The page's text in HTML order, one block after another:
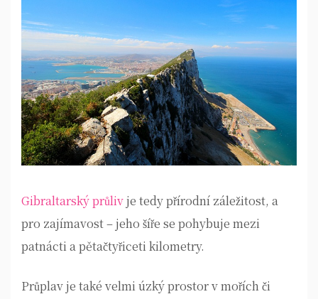
Gibraltarský průlivje tedy přírodní záležitost, a
pro zajímavost – jeho šíře se pohybuje mezi
patnácti a pětačtyřiceti kilometry.
Průplav je také velmi úzký prostor v mořích či